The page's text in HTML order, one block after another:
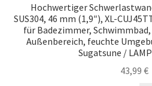
Hochwertiger
SUS304, 46 mm (1,9″), XL-
für Badezimmer,
Außenbereich, feuchte
Sugatsune /
43,99 €